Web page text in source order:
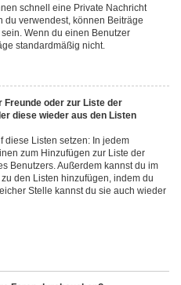
schnell eine Private Nachricht
du verwendest, können Beiträge
Wenn du einen Benutzer
standardmäßig nicht.
Freunde oder zur Liste der
diese wieder aus den Listen
diese Listen setzen: In jedem
zum Hinzufügen zur Liste der
Benutzers. Außerdem kannst du im
den Listen hinzufügen, indem du
Stelle kannst du sie auch wieder